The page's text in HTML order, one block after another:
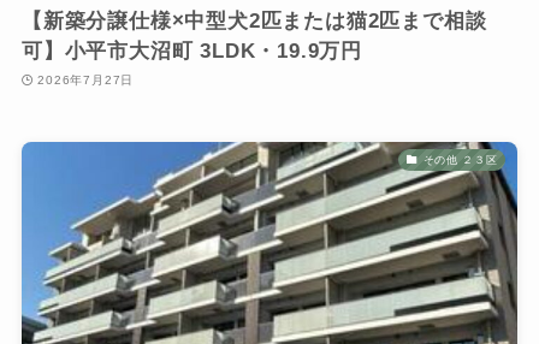
【新築分譲仕様×中型犬2匹または猫2匹まで相談
可】小平市大沼町 3LDK・19.9万円
2026年7月27日
その他 ２３区